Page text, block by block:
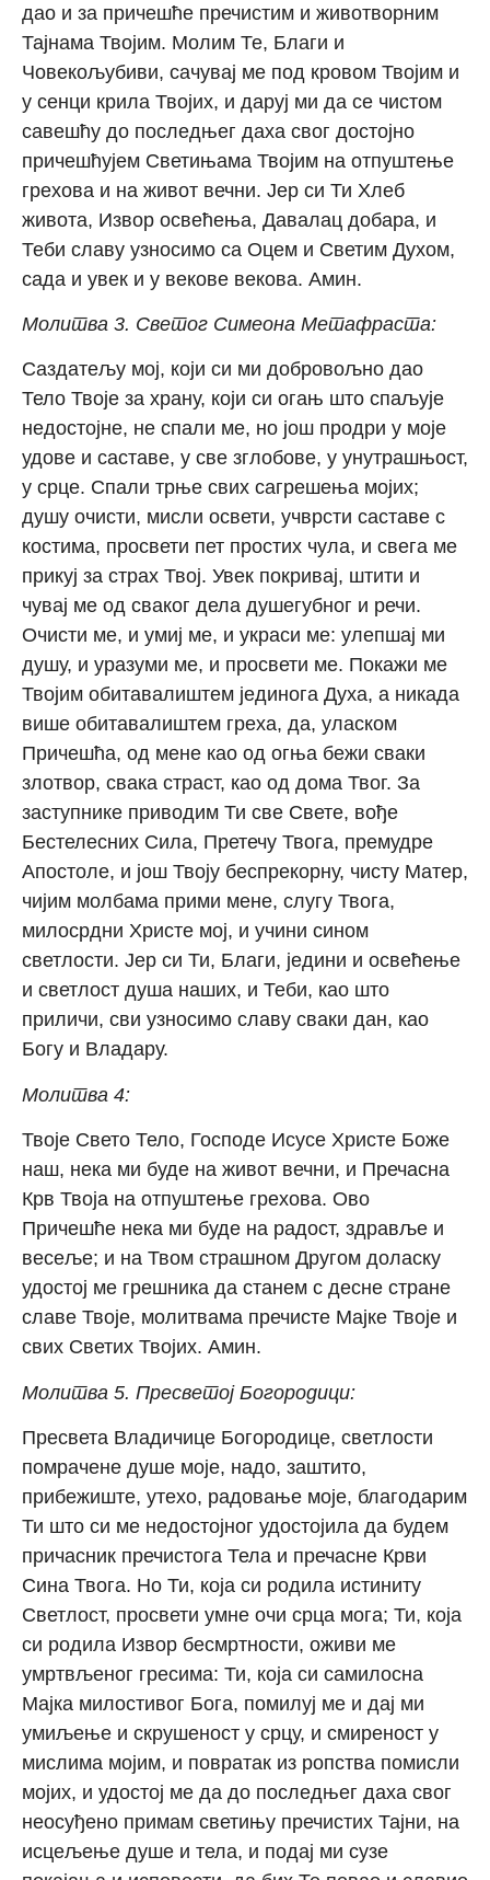
дао и за причешће пречистим и животворним
Тајнама Твојим. Молим Те, Благи и
Човекољубиви, сачувај ме под кровом Твојим и
у сенци крила Твојих, и даруј ми да се чистом
савешћу до последњег даха свог достојно
причешћујем Светињама Твојим на отпуштење
грехова и на живот вечни. Јер си Ти Хлеб
живота, Извор освећења, Давалац добара, и
Теби славу узносимо са Оцем и Светим Духом,
сада и увек и у векове векова. Амин.
Молитва 3. Светог Симеона Метафраста:
Саздатељу мој, који си ми добровољно дао
Тело Твоје за храну, који си огањ што спаљује
недостојне, не спали ме, но још продри у моје
удове и саставе, у све зглобове, у унутрашњост,
у срце. Спали трње свих сагрешења мојих;
душу очисти, мисли освети, учврсти саставе с
костима, просвети пет простих чула, и свега ме
прикуј за страх Твој. Увек покривај, штити и
чувај ме од сваког дела душегубног и речи.
Очисти ме, и умиј ме, и украси ме: улепшај ми
душу, и уразуми ме, и просвети ме. Покажи ме
Твојим обитавалиштем јединога Духа, а никада
више обитавалиштем греха, да, уласком
Причешћа, од мене као од огња бежи сваки
злотвор, свака страст, као од дома Твог. За
заступнике приводим Ти све Свете, вође
Бестелесних Сила, Претечу Твога, премудре
Апостоле, и још Твоју беспрекорну, чисту Матер,
чијим молбама прими мене, слугу Твога,
милосрдни Христе мој, и учини сином
светлости. Јер си Ти, Благи, једини и освећење
и светлост душа наших, и Теби, као што
приличи, сви узносимо славу сваки дан, као
Богу и Владару.
Молитва 4:
Твоје Свето Тело, Господе Исусе Христе Боже
наш, нека ми буде на живот вечни, и Пречасна
Крв Твоја на отпуштење грехова. Ово
Причешће нека ми буде на радост, здравље и
весеље; и на Твом страшном Другом доласку
удостој ме грешника да станем с десне стране
славе Твоје, молитвама пречисте Мајке Твоје и
свих Светих Твојих. Амин.
Молитва 5. Пресветој Богородици:
Пресвета Владичице Богородице, светлости
помрачене душе моје, надо, заштито,
прибежиште, утехо, радовање моје, благодарим
Ти што си ме недостојног удостојила да будем
причасник пречистога Тела и пречасне Крви
Сина Твога. Но Ти, која си родила истиниту
Светлост, просвети умне очи срца мога; Ти, која
си родила Извор бесмртности, оживи ме
умртвљеног гресима: Ти, која си самилосна
Мајка милостивог Бога, помилуј ме и дај ми
умиљење и скрушеност у срцу, и смиреност у
мислима мојим, и повратак из ропства помисли
мојих, и удостој ме да до последњег даха свог
неосуђено примам светињу пречистих Тајни, на
исцељење душе и тела, и подај ми сузе